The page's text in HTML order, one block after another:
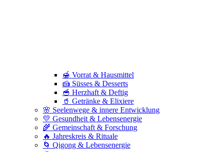
🍯 Vorrat & Hausmittel
🍰 Süsses & Desserts
🥣 Herzhaft & Deftig
🥤 Getränke & Elixiere
🌸 Seelenwege & innere Entwicklung
💛 Gesundheit & Lebensenergie
🌾 Gemeinschaft & Forschung
🔥 Jahreskreis & Rituale
🌀 Qigong & Lebensenergie